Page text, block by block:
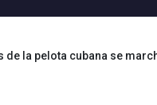
la pelota cubana se